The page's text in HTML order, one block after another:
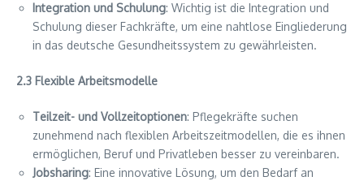
Integration und Schulung: Wichtig ist die Integration und
Schulung dieser Fachkräfte, um eine nahtlose Eingliederung
in das deutsche Gesundheitssystem zu gewährleisten.
2.3 Flexible Arbeitsmodelle
Teilzeit- und Vollzeitoptionen: Pflegekräfte suchen
zunehmend nach flexiblen Arbeitszeitmodellen, die es ihnen
ermöglichen, Beruf und Privatleben besser zu vereinbaren.
Jobsharing: Eine innovative Lösung, um den Bedarf an